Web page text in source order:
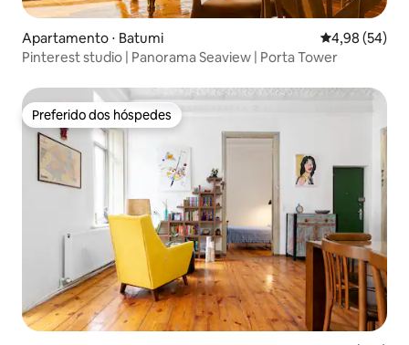
Apartamento ⋅ Batumi 4,98 de uma
4,98 (54)
Pinterest studio | Panorama Seaview | Porta Tower
Preferido dos hóspedes
Preferido dos hóspedes